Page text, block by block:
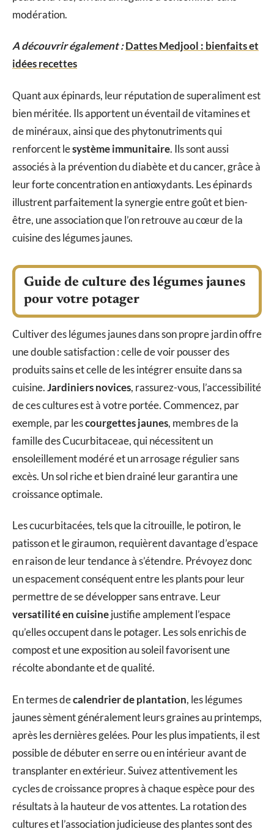
modération.
A découvrir également :Dattes Medjool : bienfaits et
idées recettes
Quant aux épinards, leur réputation de superaliment est
bien méritée. Ils apportent un éventail de vitamines et
de minéraux, ainsi que des phytonutriments qui
renforcent lesystème immunitaire. Ils sont aussi
associés à la prévention du diabète et du cancer, grâce à
leur forte concentration en antioxydants. Les épinards
illustrent parfaitement la synergie entre goût et bien-
être, une association que l’on retrouve au cœur de la
cuisine des légumes jaunes.
Guide de culture des légumes jaunes
pour votre potager
Cultiver des légumes jaunes dans son propre jardin offre
une double satisfaction : celle de voir pousser des
produits sains et celle de les intégrer ensuite dans sa
cuisine.Jardiniers novices, rassurez-vous, l’accessibilité
de ces cultures est à votre portée. Commencez, par
exemple, par lescourgettes jaunes, membres de la
famille des Cucurbitaceae, qui nécessitent un
ensoleillement modéré et un arrosage régulier sans
excès. Un sol riche et bien drainé leur garantira une
croissance optimale.
Les cucurbitacées, tels que la citrouille, le potiron, le
patisson et le giraumon, requièrent davantage d’espace
en raison de leur tendance à s’étendre. Prévoyez donc
un espacement conséquent entre les plants pour leur
permettre de se développer sans entrave. Leur
versatilité en cuisinejustifie amplement l’espace
qu’elles occupent dans le potager. Les sols enrichis de
compost et une exposition au soleil favorisent une
récolte abondante et de qualité.
En termes decalendrier de plantation, les légumes
jaunes sèment généralement leurs graines au printemps,
après les dernières gelées. Pour les plus impatients, il est
possible de débuter en serre ou en intérieur avant de
transplanter en extérieur. Suivez attentivement les
cycles de croissance propres à chaque espèce pour des
résultats à la hauteur de vos attentes. La rotation des
cultures et l’association judicieuse des plantes sont des